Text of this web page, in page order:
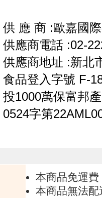
供 應 商 :歐嘉國
供應商電話 :02-
供應商地址 :新北
食品登入字號 F-
投1000萬保富邦
0524字第
本商品免運
本商品無法配